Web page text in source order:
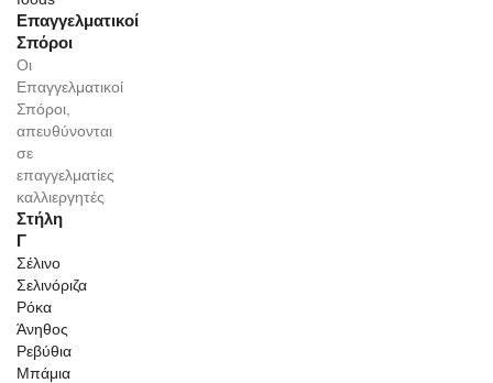
Επαγγελματικοί
Σπόροι
Οι
Επαγγελματικοί
Σπόροι,
απευθύνονται
σε
επαγγελματίες
καλλιεργητές
Στήλη
Γ
Σέλινο
Σελινόριζα
Ρόκα
Άνηθος
Ρεβύθια
Μπάμια